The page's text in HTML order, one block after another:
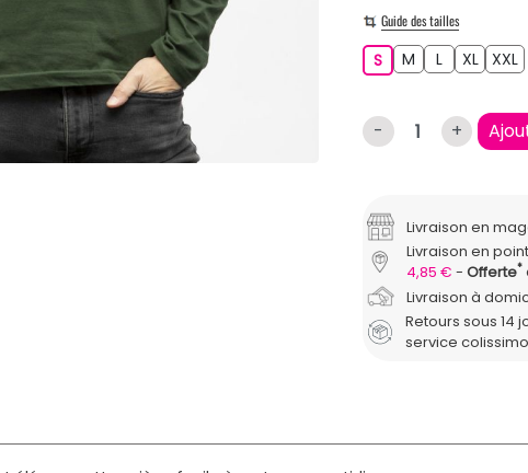
Guide des tailles
SS M LL XLXLXXL
- +
Livraison en
Livraison en
4,85 €
Offerte*
Livraison à
Retours sous 14
service